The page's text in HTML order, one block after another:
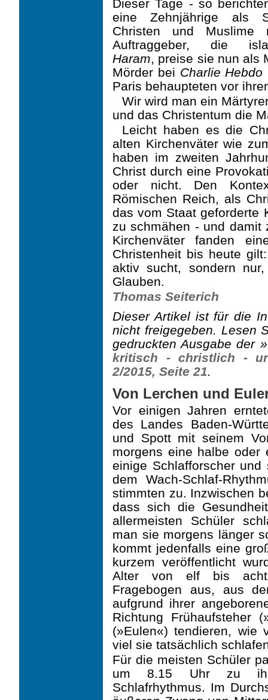
Dieser Tage - so
eine Zehnjährige als
Christen und
Auftraggeber, die
Haram, preise sie nun als
Mörder bei Charlie Hebdo
Paris behaupteten vor
Wir wird man ein
und das Christentum die
Leicht haben es die
alten Kirchenväter wie
haben im zweiten
Christ durch eine
oder nicht. Den
Römischen Reich, als
das vom Staat geforderte
zu schmähen - und damit
Kirchenväter fanden
Christenheit bis heute
aktiv sucht, sondern
Glauben.
Thomas Seiterich
Dieser Artikel ist für die
nicht freigegeben. Lesen
gedruckten Ausgabe der
kri­tisch - christlich -
2/2015, Seite 21.
Von Lerchen und
Vor einigen Jahren
des Landes Baden-
und Spott mit seinem
morgens eine halbe oder
einige Schlafforscher
dem Wach-Schlaf-
stimmten zu. Inzwischen
dass sich die
allermeisten Schüler
man sie morgens länger
kommt jedenfalls eine
kurzem veröffentlicht
Alter von elf bis
Fragebogen aus, aus
aufgrund ihrer
Richtung Frühaufsteher
(»Eulen«) tendieren, wie
viel sie tatsächlich
Für die meisten Schüler
um 8.15 Uhr zu
Schlafrhythmus. Im